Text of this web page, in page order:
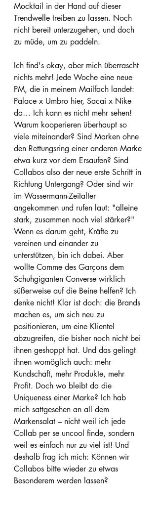
Mocktail in der Hand auf dieser
Trendwelle treiben zu lassen. Noch
nicht bereit unterzugehen, und doch
zu müde, um zu paddeln.
Ich find's okay, aber mich überrascht
nichts mehr! Jede Woche eine neue
PM, die in meinem Mailfach landet:
Palace x Umbro hier, Sacai x Nike
da… Ich kann es nicht mehr sehen!
Warum kooperieren überhaupt so
viele miteinander? Sind Marken ohne
den Rettungsring einer anderen Marke
etwa kurz vor dem Ersaufen? Sind
Collabos also der neue erste Schritt in
Richtung Untergang? Oder sind wir
im Wassermann-Zeitalter
angekommen und rufen laut: "alleine
stark, zusammen noch viel stärker?"
Wenn es darum geht, Kräfte zu
vereinen und einander zu
unterstützen, bin ich dabei. Aber
wollte Comme des Garçons dem
Schuhgiganten Converse wirklich
süßerweise auf die Beine helfen? Ich
denke nicht! Klar ist doch: die Brands
machen es, um sich neu zu
positionieren, um eine Klientel
abzugreifen, die bisher noch nicht bei
ihnen geshoppt hat. Und das gelingt
ihnen womöglich auch: mehr
Kundschaft, mehr Produkte, mehr
Profit. Doch wo bleibt da die
Uniqueness einer Marke? Ich hab
mich sattgesehen an all dem
Markensalat – nicht weil ich jede
Collab per se uncool finde, sondern
weil es einfach nur zu viel ist! Und
deshalb frag ich mich: Können wir
Collabos bitte wieder zu etwas
Besonderem werden lassen?